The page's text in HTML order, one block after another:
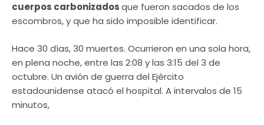
cuerpos carbonizadosque fueron sacados de los
escombros, y que ha sido imposible identificar.
Hace 30 días, 30 muertes. Ocurrieron en una sola hora,
en plena noche, entre las 2:08 y las 3:15 del 3 de
octubre. Un avión de guerra del Ejército
estadounidense atacó el hospital. A intervalos de 15
minutos,